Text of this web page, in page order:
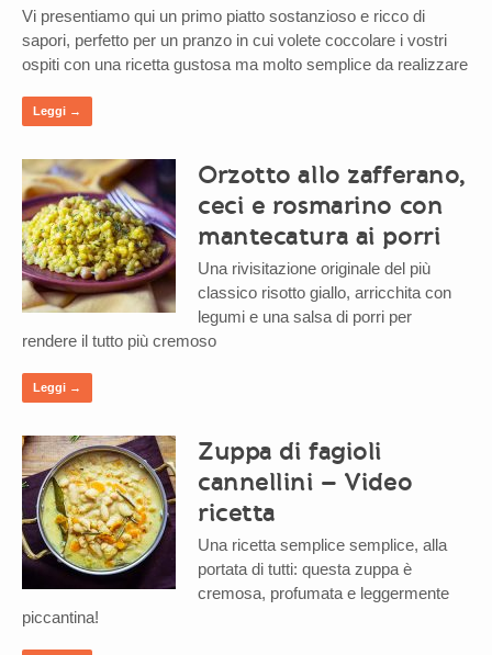
Vi presentiamo qui un primo piatto sostanzioso e ricco di
sapori, perfetto per un pranzo in cui volete coccolare i vostri
ospiti con una ricetta gustosa ma molto semplice da realizzare
Leggi →
Orzotto allo zafferano,
ceci e rosmarino con
mantecatura ai porri
Una rivisitazione originale del più
classico risotto giallo, arricchita con
legumi e una salsa di porri per
rendere il tutto più cremoso
Leggi →
Zuppa di fagioli
cannellini – Video
ricetta
Una ricetta semplice semplice, alla
portata di tutti: questa zuppa è
cremosa, profumata e leggermente
piccantina!